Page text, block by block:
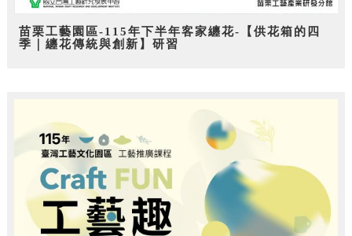
苗栗工藝園區-115年下半年客家纏花-【供花箱的四
季｜纏花傳統與創新】研習